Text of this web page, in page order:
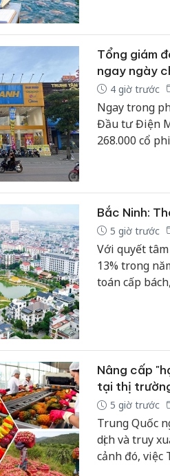
vững.
Tổng giám
ngay ngày
4 giờ trước
Ngay trong
Đầu tư Điện
268.000 cổ
Bắc Ninh:
5 giờ trước
Với quyết
13% trong
toán cấp
Nâng cấp
tại thị
5 giờ trước
Trung Quốc
dịch và truy
cảnh đó, việc